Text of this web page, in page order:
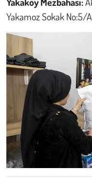
Yakamoz Sokak No:5/A